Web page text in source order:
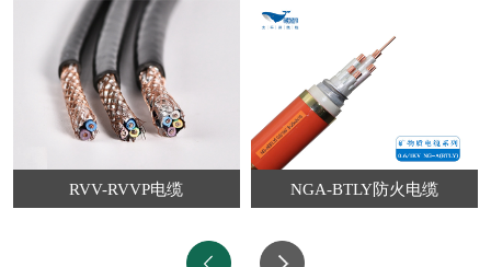
RVV-RVVP电缆 NGA-BTLY防火电缆